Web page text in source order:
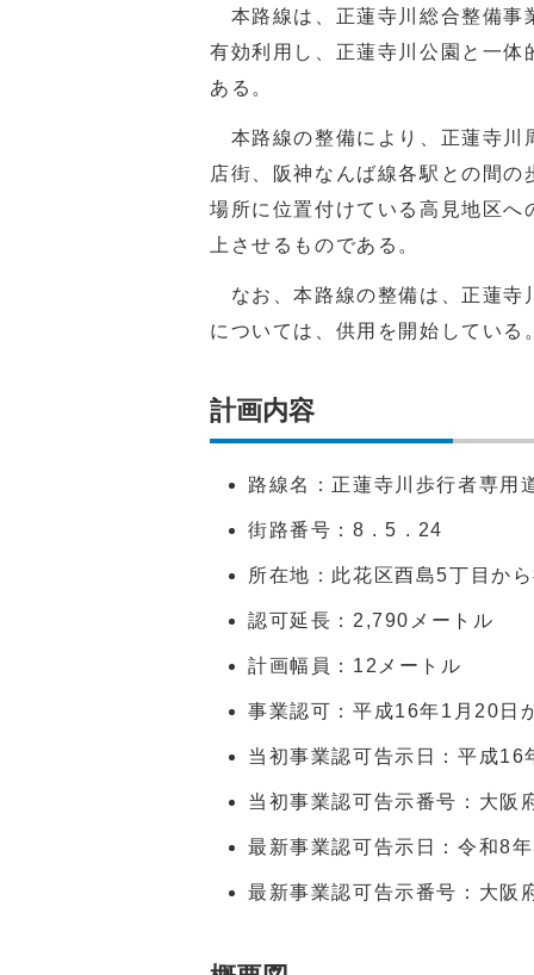
本路線は、正蓮寺川総合整備事
有効利用し、正蓮寺川公園と一
ある。
本路線の整備により、正蓮寺川
店街、阪神なんば線各駅との間
場所に位置付けている高見地区
上させるものである。
なお、本路線の整備は、正蓮寺
については、供用を開始している
計画内容
路線名：正蓮寺川歩行者専用
街路番号：8 . 5 . 24
所在地：此花区酉島5丁目か
認可延長：2,790メートル
計画幅員：12メートル
事業認可：平成16年1月20日
当初事業認可告示日：平成16
当初事業認可告示番号：大阪
最新事業認可告示日：令和8
最新事業認可告示番号：大阪